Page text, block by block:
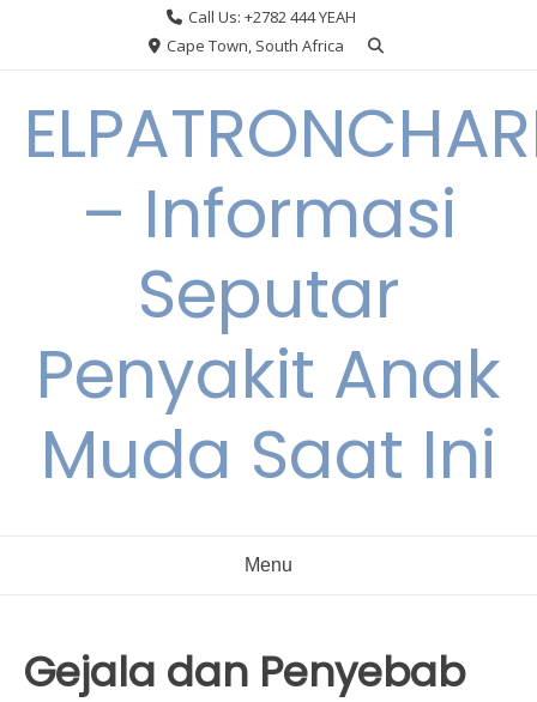
Call Us: +2782 444 YEAH
Cape Town, South Africa
– Informasi
Seputar
Penyakit Anak
Muda Saat Ini
Menu
Gejala dan Penyebab